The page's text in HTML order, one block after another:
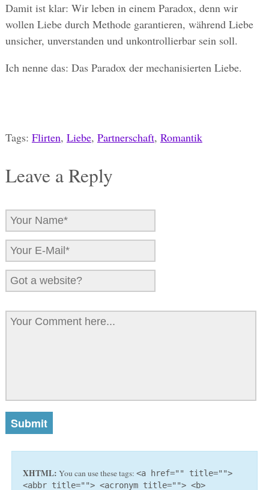
Damit ist klar: Wir leben in einem Paradox, denn wir
wollen Liebe durch Methode garantieren, während Liebe
unsicher, unverstanden und unkontrollierbar sein soll.
Ich nenne das: Das Paradox der mechanisierten Liebe.
Tags: Flirten, Liebe, Partnerschaft, Romantik
Leave a Reply
XHTML: You can use these tags: <a href="" title="">
<abbr title=""> <acronym title=""> <b>